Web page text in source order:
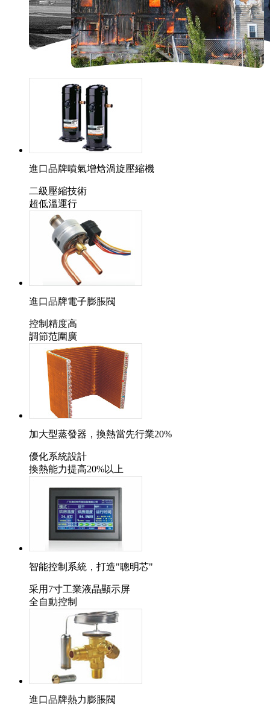
進口品牌噴氣增焓渦旋壓縮機
二級壓縮技術
超低溫運行
進口品牌電子膨脹閥
控制精度高
調節范圍廣
加大型蒸發器，換熱當先行業20%
優化系統設計
換熱能力提高20%以上
智能控制系統，打造"聰明芯"
采用7寸工業液晶顯示屏
全自動控制
進口品牌熱力膨脹閥